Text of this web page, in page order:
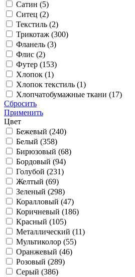
Сатин (5)
Ситец (2)
Текстиль (2)
Трикотаж (300)
Фланель (3)
Флис (2)
Футер (153)
Хлопок (1)
Хлопок текстиль (1)
Хлопчатобумажные ткани (17)
Сбросить
Применить
Цвет
Бежевый (240)
Белый (358)
Бирюзовый (68)
Бордовый (94)
Голубой (231)
Желтый (69)
Зеленый (298)
Коралловый (47)
Коричневый (186)
Красный (105)
Металлический (11)
Мультиколор (55)
Оранжевый (46)
Розовый (289)
Серый (386)